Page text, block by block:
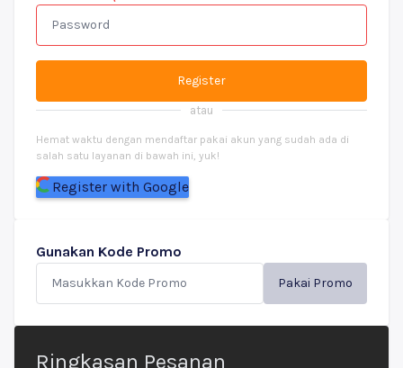
Register
atau
Hemat waktu dengan mendaftar pakai akun yang sudah ada di
salah satu layanan di bawah ini, yuk!
Register with Google
Gunakan Kode Promo
Pakai Promo
Ringkasan Pesanan